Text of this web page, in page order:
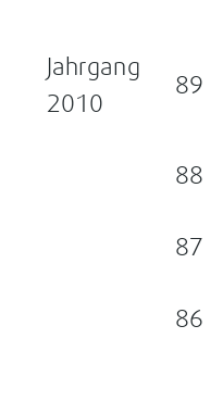
Jahrgang
2010
89
88
87
86